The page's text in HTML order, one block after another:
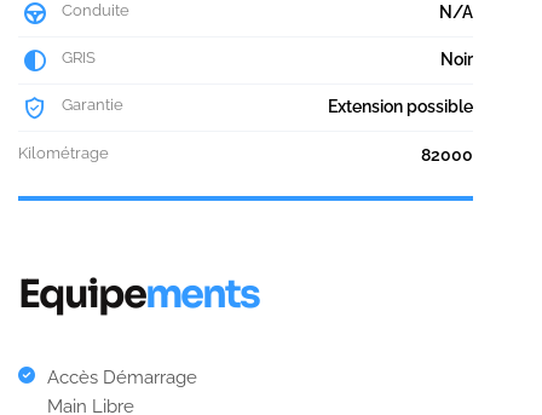
Conduite N/A
GRIS Noir
Garantie Extension possible
Kilométrage 82000
Equipements
Accès Démarrage
Main Libre